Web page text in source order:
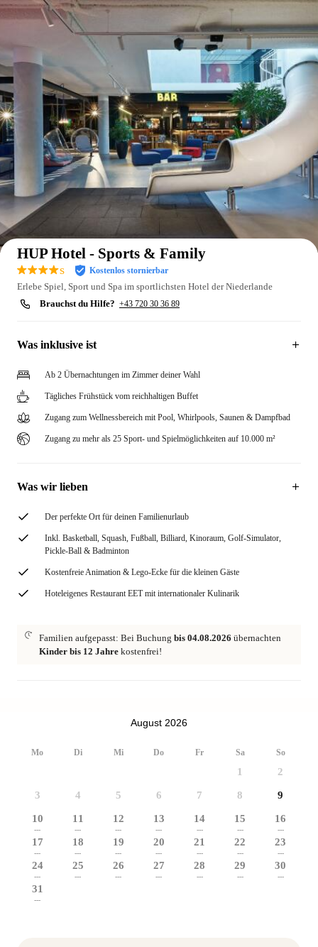
Auf der Karte anzeigen
HUP Hotel - Sports & Family
s Kostenlos stornierbar
Erlebe Spiel, Sport und Spa im sportlichsten Hotel der Niederlande
Brauchst du Hilfe? +43 720 30 36 89
Was inklusive ist
Ab 2 Übernachtungen im Zimmer deiner Wahl
Tägliches Frühstück vom reichhaltigen Buffet
Zugang zum Wellnessbereich mit Pool, Whirlpools, Saunen & Dampfbad
Zugang zu mehr als 25 Sport- und Spielmöglichkeiten auf 10.000 m²
Was wir lieben
Der perfekte Ort für deinen Familienurlaub
Inkl. Basketball, Squash, Fußball, Billiard, Kinoraum, Golf-Simulator,
Pickle-Ball & Badminton
Kostenfreie Animation & Lego-Ecke für die kleinen Gäste
Hoteleigenes Restaurant EET mit internationaler Kulinarik
Familien aufgepasst: Bei Buchung bis 04.08.2026 übernachten
Kinder bis 12 Jahre kostenfrei!
August 2026
Mo Di Mi Do Fr Sa So
1 2
3 4 5 6 7 8 9
10
---
11
---
12
---
13
---
14
---
15
---
16
---
17
---
18
---
19
---
20
---
21
---
22
---
23
---
24
---
25
---
26
---
27
---
28
---
29
---
30
---
31
---